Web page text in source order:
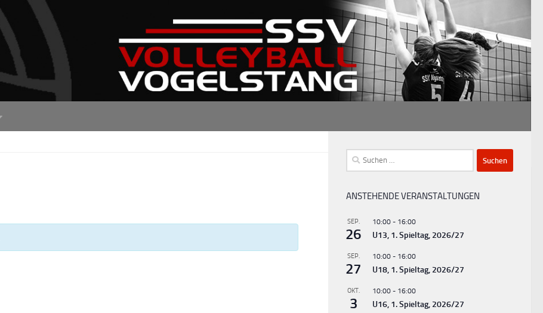
Suchen
nach:
ANSTEHENDE VERANSTALTUNGEN
SEP.
26
10:00 - 16:00
U13, 1. Spieltag, 2026/27
SEP.
27
10:00 - 16:00
U18, 1. Spieltag, 2026/27
OKT.
3
10:00 - 16:00
U16, 1. Spieltag, 2026/27